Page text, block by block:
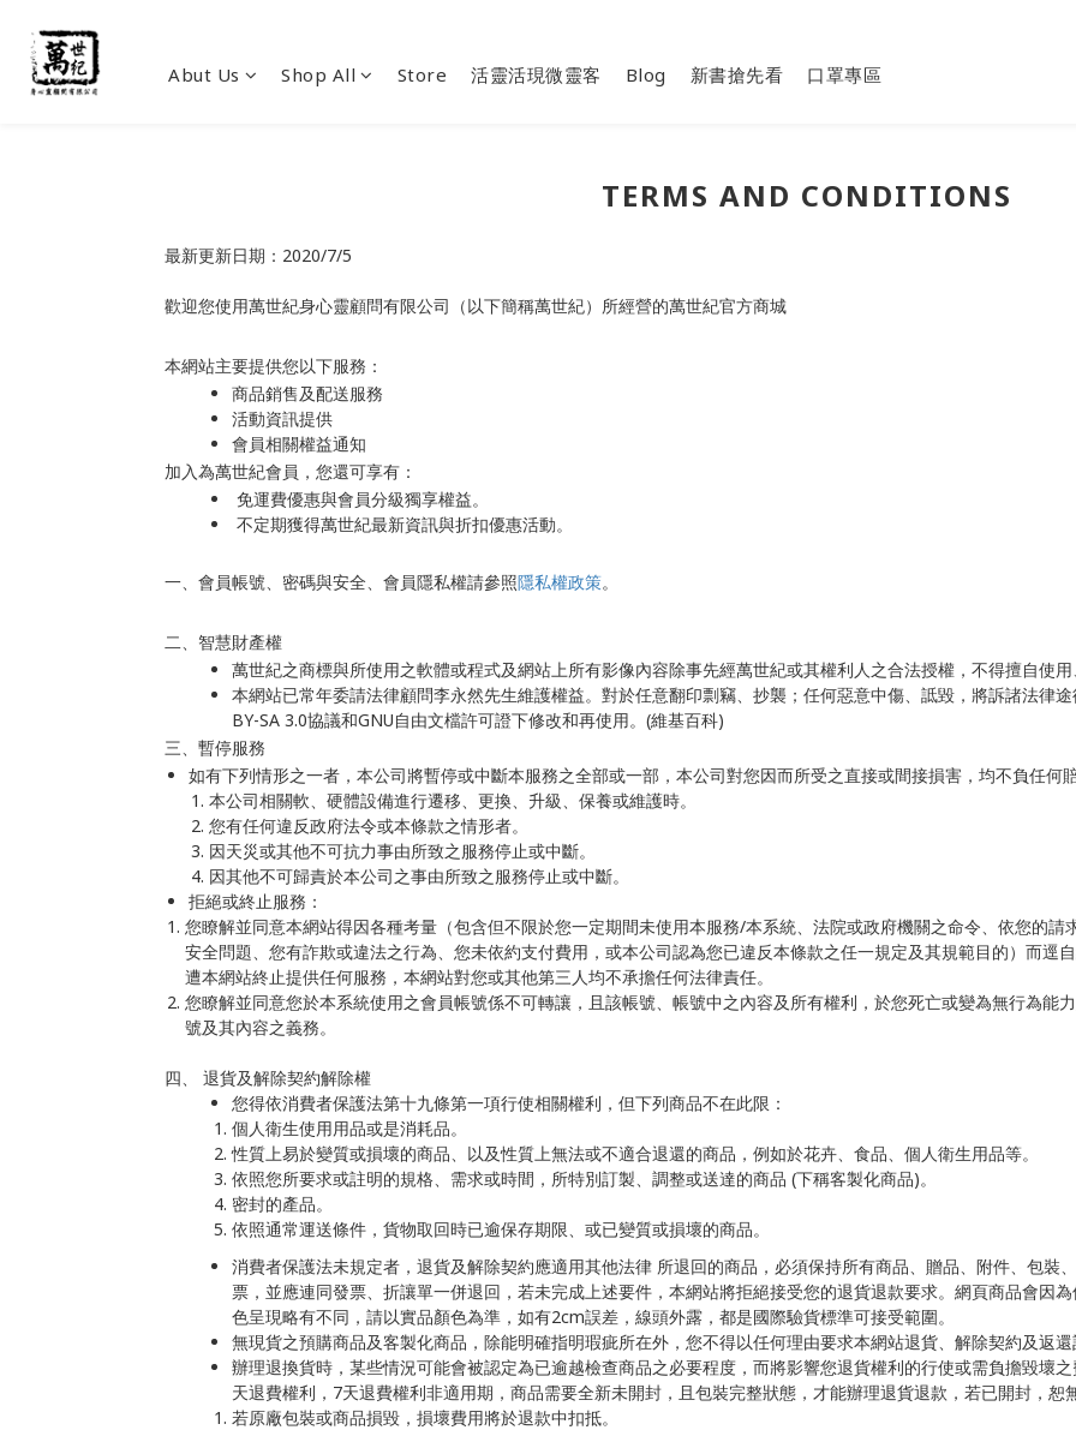
Abut Us Shop All Store 活靈活現微靈客 Blog 新書搶先看 口罩專區
TERMS AND CONDITIONS
最新更新日期：2020/7/5
歡迎您使用萬世紀身心靈顧問有限公司（以下簡稱萬世紀）所經營的萬世紀官方商城
本網站主要提供您以下服務：
商品銷售及配送服務
活動資訊提供
會員相關權益通知
加入為萬世紀會員，您還可享有：
免運費優惠與會員分級獨享權益。
不定期獲得萬世紀最新資訊與折扣優惠活動。
一、會員帳號、密碼與安全、會員隱私權請參照隱私權政策。
二、智慧財產權
萬世紀之商標與所使用之軟體或程式及網站上所有影像內容除事先經萬世紀或其權利人之合法授權，不得擅自使用
本網站已常年委請法律顧問李永然先生維護權益。對於任意翻印剽竊、抄襲；任何惡意中傷、詆毀，將訴諸法律
BY-SA 3.0協議和GNU自由文檔許可證下修改和再使用。(維基百科)
三、暫停服務
如有下列情形之一者，本公司將暫停或中斷本服務之全部或一部，本公司對您因而所受之直接或間接損害，均不負任何
本公司相關軟、硬體設備進行遷移、更換、升級、保養或維護時。
您有任何違反政府法令或本條款之情形者。
因天災或其他不可抗力事由所致之服務停止或中斷。
因其他不可歸責於本公司之事由所致之服務停止或中斷。
拒絕或終止服務：
您瞭解並同意本網站得因各種考量（包含但不限於您一定期間未使用本服務/本系統、法院或政府機關之命令、依您的
安全問題、您有詐欺或違法之行為、您未依約支付費用，或本公司認為您已違反本條款之任一規定及其規範目的）而逕
遭本網站終止提供任何服務，本網站對您或其他第三人均不承擔任何法律責任。​
您瞭解並同意您於本系統使用之會員帳號係不可轉讓，且該帳號、帳號中之內容及所有權利，於您死亡或變為無行為能
號及其內容之義務。
四、 退貨及解除契約解除權
您得依消費者保護法第十九條第一項行使相關權利，但下列商品不在此限：
個人衛生使用用品或是消耗品。
性質上易於變質或損壞的商品、以及性質上無法或不適合退還的商品，例如於花卉、食品、個人衛生用品等。
依照您所要求或註明的規格、需求或時間，所特別訂製、調整或送達的商品 (下稱客製化商品)。
密封的產品。
依照通常運送條件，貨物取回時已逾保存期限、或已變質或損壞的商品。
消費者保護法未規定者，退貨及解除契約應適用其他法律 所退回的商品，必須保持所有商品、贈品、附件、包裝
票，並應連同發票、折讓單一併退回，若未完成上述要件，本網站將拒絕接受您的退貨退款要求。網頁商品會因
色呈現略有不同，請以實品顏色為準，如有2cm誤差，線頭外露，都是國際驗貨標準可接受範圍。
無現貨之預購商品及客製化商品，除能明確指明瑕疵所在外，您不得以任何理由要求本網站退貨、解除契約及返還
辦理退換貨時，某些情況可能會被認定為已逾越檢查商品之必要程度，而將影響您退貨權利的行使或需負擔毀壞
天退費權利，7天退費權利非適用期，商品需要全新未開封，且包裝完整狀態，才能辦理退貨退款，若已開封，恕
若原廠包裝或商品損毀，損壞費用將於退款中扣抵。